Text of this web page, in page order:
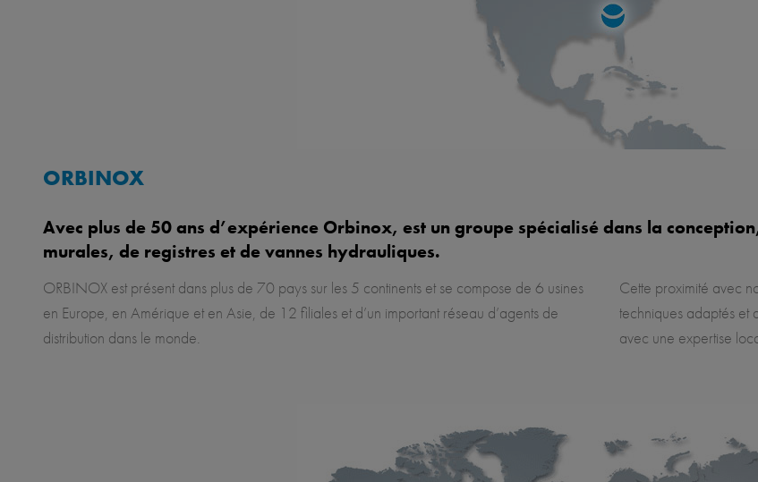
ORBINOX
Avec plus de 50 ans d’expérience Orbinox, est un groupe spécialisé dans la
murales, de registres et de vannes hydrauliques.
ORBINOX est présent dans plus de 70 pays sur les 5 continents et se compose de 6 usines
en Europe, en Amérique et en Asie, de 12 filiales et d’un important réseau d’agents de
distribution dans le monde.
Cette proximité avec
techniques adaptés
avec une expertise